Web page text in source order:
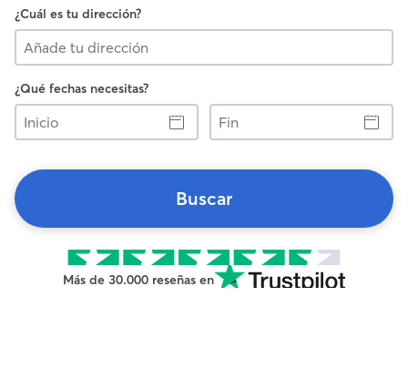
¿Cuál es tu dirección?
¿Qué fechas necesitas?
Inicio
Fin
Buscar
Más de 30.000 reseñas en